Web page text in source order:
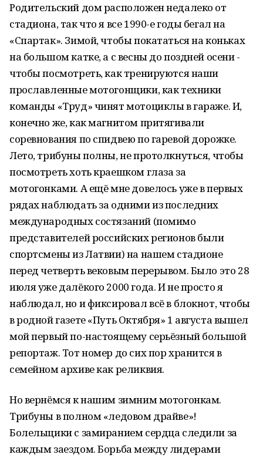
Родительский дом расположен недалеко от
стадиона, так что я все 1990-е годы бегал на
«Спартак». Зимой, чтобы покататься на коньках
на большом катке, а с весны до поздней осени -
чтобы посмотреть, как тренируются наши
прославленные мотогонщики, как техники
команды «Труд» чинят мотоциклы в гараже. И,
конечно же, как магнитом притягивали
соревнования по спидвею по гаревой дорожке.
Лето, трибуны полны, не протолкнуться, чтобы
посмотреть хоть краешком глаза за
мотогонками. А ещё мне довелось уже в первых
рядах наблюдать за одними из последних
международных состязаний (помимо
представителей российских регионов были
спортсмены из Латвии) на нашем стадионе
перед четверть вековым перерывом. Было это 28
июля уже далёкого 2000 года. И не просто я
наблюдал, но и фиксировал всё в блокнот, чтобы
в родной газете «Путь Октября» 1 августа вышел
мой первый по-настоящему серьёзный большой
репортаж. Тот номер до сих пор хранится в
семейном архиве как реликвия.
Но вернёмся к нашим зимним мотогонкам.
Трибуны в полном «ледовом драйве»!
Болельщики с замиранием сердца следили за
каждым заездом. Борьба между лидерами